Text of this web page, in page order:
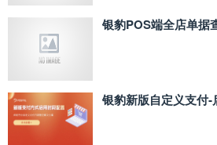
银豹POS端全店单据
银豹新版自定义支付